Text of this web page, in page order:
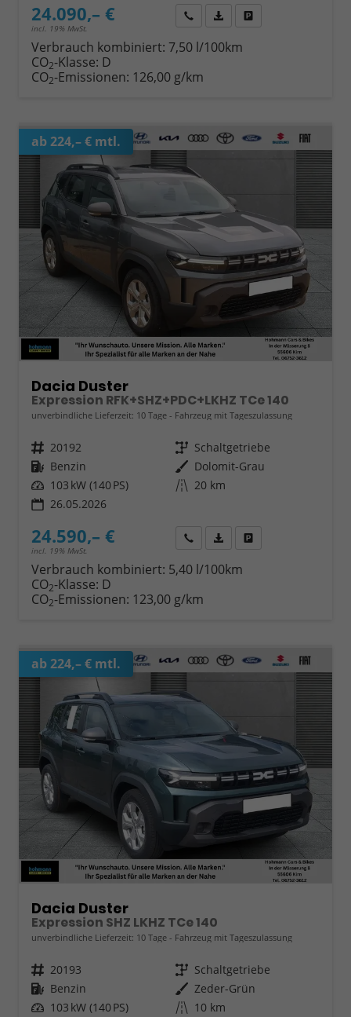
24.090,– €
incl. 19% MwSt.
Wir rufen Sie anFahrzeugexposé (PDF)
Verbrauch kombiniert: 7,50 l/100km
CO2-Klasse: D
CO2-Emissionen: 126,00 g/km
ab 224,– € mtl.
Dacia Duster
Expression RFK+SHZ+PDC+LKHZ TCe 140
unverbindliche Lieferzeit: 10 Tage Fahrzeug mit Tageszulassung
Fahrzeugnr. 20192 Getriebe Schaltgetriebe
Kraftstoff Benzin Außenfarbe Dolomit-Grau
Leistung 103 kW (140 PS) Kilometerstand 20 km
26.05.2026
24.590,– €
incl. 19% MwSt.
Wir rufen Sie anFahrzeugexposé (PDF)
Verbrauch kombiniert: 5,40 l/100km
CO2-Klasse: D
CO2-Emissionen: 123,00 g/km
ab 224,– € mtl.
Dacia Duster
Expression SHZ LKHZ TCe 140
unverbindliche Lieferzeit: 10 Tage Fahrzeug mit Tageszulassung
Fahrzeugnr. 20193 Getriebe Schaltgetriebe
Kraftstoff Benzin Außenfarbe Zeder-Grün
Leistung 103 kW (140 PS) Kilometerstand 10 km